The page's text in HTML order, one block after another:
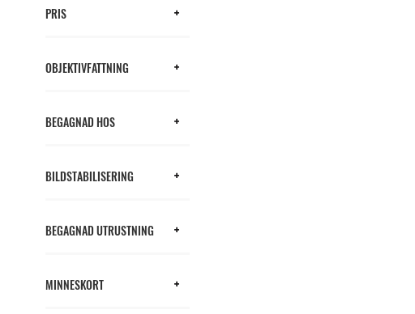
PRIS
OBJEKTIVFATTNING
BEGAGNAD HOS
BILDSTABILISERING
BEGAGNAD UTRUSTNING
MINNESKORT